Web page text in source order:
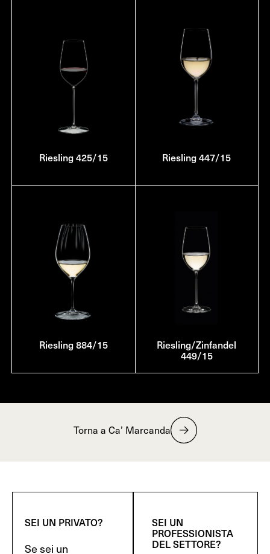
Riesling 425/15 Riesling 447/15
Riesling 884/15 Riesling/Zinfandel
449/15
Torna a Ca’ Marcanda
SEI UN PRIVATO?
Se sei un
SEI UN
PROFESSIONISTA
DEL SETTORE?